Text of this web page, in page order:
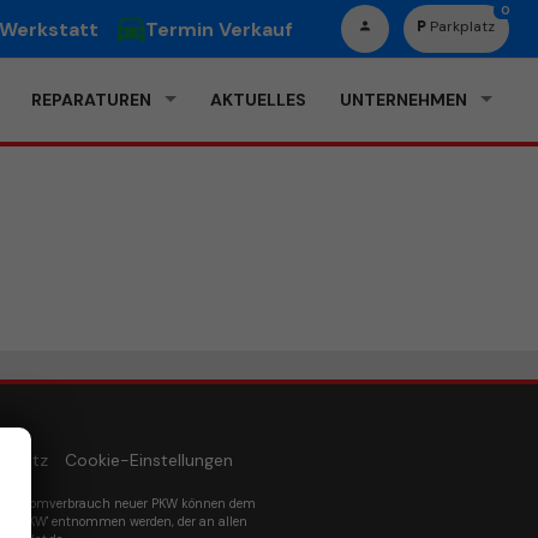
Termin Verkauf Parkplatz
0
REPARATUREN AKTUELLES UNTERNEHMEN
Cookie-Einstellungen
Stromverbrauch neuer PKW können dem
PKW' entnommen werden, der an allen